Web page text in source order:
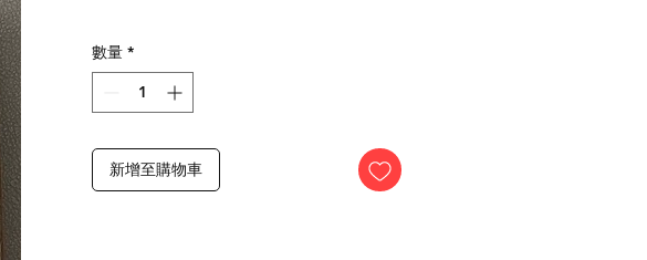
數量 *
新增至購物車